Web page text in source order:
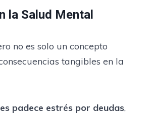
la Salud Mental
no es solo un concepto
tangibles en la
padece estrés por deudas,